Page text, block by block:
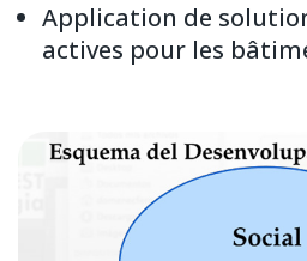
Application de
actives pour les